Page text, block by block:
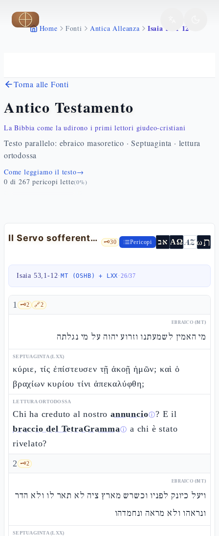
Vai al contenuto principale
Home Fonti Antica Alleanza Isaia 53 1 12
Torna alle Fonti
Antico Testamento
La Bibbia come la udirono i primi lettori giudeo-cristiani
Testo parallelo: ebraico masoretico · Septuaginta · lettura
ortodossa
Come leggiamo il testo→
0 di 267 pericopi lette(0%)
Il Servo sofferente — Is 53,1-12 🗝️30 Pericopi אב ΑΩ AZωת
Isaia 53,1-12·MT (OSHB) + LXX·26/37
1 🗝️2 🔗2
EBRAICO (MT)
מי האמין לשמעתנו וזרוע יהוה על מי נגלתה
SEPTUAGINTA (LXX)
κύριε, τίς ἐπίστευσεν τῇ ἀκοῇ ἡμῶν; καὶ ὁ
βραχίων κυρίου τίνι ἀπεκαλύφθη;
LETTURA ORTODOSSA
Chi ha creduto al nostro annuncioⓘ? E il
braccio del TetraGrammaⓘ a chi è stato
rivelato?
2 🗝️2
EBRAICO (MT)
ויעל כיונק לפניו וכשרש מארץ ציה לא תאר לו ולא הדר
ונראהו ולא מראה ונחמדהו
SEPTUAGINTA (LXX)